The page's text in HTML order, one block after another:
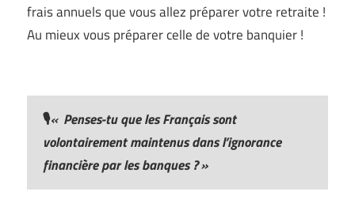
frais annuels que vous allez préparer votre retraite !
Au mieux vous préparer celle de votre banquier !
🎙️« Penses-tu que les Français sont
volontairement maintenus dans l’ignorance
financière par les banques ? »